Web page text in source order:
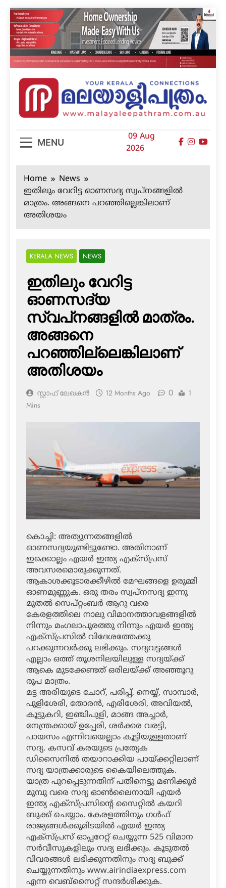
Skip
to
content
മലയാളിപത്രം
MENU
09 Aug
2026
Home
News
ഇതിലും വേറിട്ട ഓണസദ്യ സ്വപ്‌നങ്ങളില്‍
മാത്രം. അങ്ങനെ പറഞ്ഞില്ലെങ്കിലാണ്
അതിശയം
KERALA NEWS NEWS
ഇതിലും വേറിട്ട
ഓണസദ്യ
സ്വപ്‌നങ്ങളില്‍ മാത്രം.
അങ്ങനെ
പറഞ്ഞില്ലെങ്കിലാണ്
അതിശയം
സ്റ്റാഫ് ലേഖകൻ 12 Months Ago 0
1
Mins
കൊച്ചി: അത്യുന്നതങ്ങളില്‍
ഓണസദ്യയുണ്ടിട്ടുണ്ടോ. അതിനാണ്
ഇക്കൊല്ലം എയര്‍ ഇന്ത്യ എക്‌സ്പ്രസ്
അവസരമൊരുക്കുന്നത്.
ആകാശക്കൂടാരക്കീഴില്‍ മേഘങ്ങളെ ഉരുമ്മി
ഓണമുണ്ണുക. ഒരു തരം സ്വപ്‌നസദ്യ ഇന്നു
മുതല്‍ സെപ്റ്റംബര്‍ ആറു വരെ
കേരളത്തിലെ നാലു വിമാനത്താവളങ്ങളില്‍
നിന്നും മംഗലാപുരത്തു നിന്നും എയര്‍ ഇന്ത്യ
എക്‌സ്പ്രസില്‍ വിദേശത്തേക്കു
പറക്കുന്നവര്‍ക്കു ലഭിക്കും. സദ്യവട്ടങ്ങള്‍
എല്ലാം ഒത്ത് തൂശനിലയിലുള്ള സദ്യയ്ക്ക്
ആകെ മുടക്കേണ്ടത് ഒരിലയ്ക്ക് അഞ്ഞൂറു
രൂപ മാത്രം.
മട്ട അരിയുടെ ചോറ്, പരിപ്പ്, നെയ്യ്, സാമ്പാര്‍,
പുളിശേരി, തോരന്‍, എരിശേരി, അവിയല്‍,
കൂട്ടുകറി, ഇഞ്ചിപുളി, മാങ്ങ അച്ചാര്‍,
നേന്ത്രക്കായ് ഉപ്പേരി, ശര്‍ക്കര വരട്ടി,
പായസം എന്നിവയെല്ലാം കൂട്ടിയുള്ളതാണ്
സദ്യ. കസവ് കരയുടെ പ്രത്യേക
ഡിസൈനില്‍ തയാറാക്കിയ പായ്ക്കറ്റിലാണ്
സദ്യ യാത്രക്കാരുടെ കൈയിലെത്തുക.
യാത്ര പുറപ്പെടുന്നതിന് പതിനെട്ടു മണിക്കൂര്‍
മുമ്പു വരെ സദ്യ ഓണ്‍ലൈനായി എയര്‍
ഇന്ത്യ എക്‌സ്പ്രസിന്റെ സൈറ്റില്‍ കയറി
ബുക്ക് ചെയ്യാം. കേരളത്തിനും ഗള്‍ഫ്
രാജ്യങ്ങള്‍ക്കുമിടയില്‍ എയര്‍ ഇന്ത്യ
എക്‌സ്പ്രസ് ഓപ്പറേറ്റ് ചെയ്യുന്ന 525 വിമാന
സര്‍വീസുകളിലും സദ്യ ലഭിക്കും. കൂടുതല്‍
വിവരങ്ങള്‍ ലഭിക്കുന്നതിനും സദ്യ ബുക്ക്
ചെയ്യുന്നതിനും www.airindiaexpress.com
എന്ന വെബ്‌സൈറ്റ് സന്ദര്‍ശിക്കുക.